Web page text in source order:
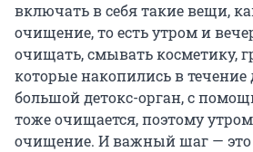
включать в себя такие вещи,
очищение, то есть утром и
очищать, смывать косметику,
которые накопились в
большой детокс-орган, с
тоже очищается, поэтому
очищение. И важный шаг —